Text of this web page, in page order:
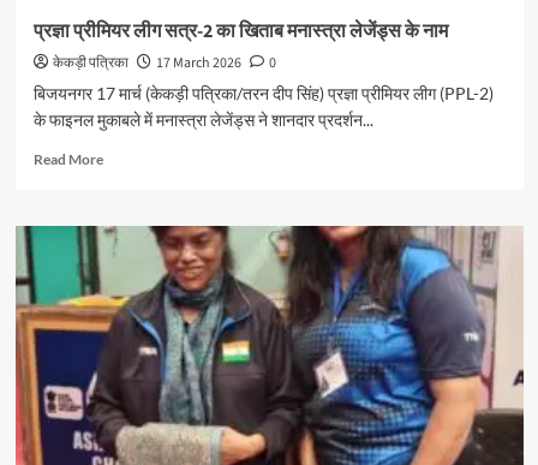
प्रज्ञा प्रीमियर लीग सत्र-2 का खिताब मनास्त्रा लेजेंड्स के नाम
केकड़ी पत्रिका 17 March 2026
0
बिजयनगर 17 मार्च (केकड़ी पत्रिका/तरन दीप सिंह) प्रज्ञा प्रीमियर लीग (PPL-2)
के फाइनल मुकाबले में मनास्त्रा लेजेंड्स ने शानदार प्रदर्शन...
Read More